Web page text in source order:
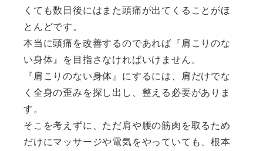
くても数日後にはまた頭痛が出てくることがほ
とんどです。
本当に頭痛を改善するのであれば『肩こりのな
い身体』を目指さなければいけません。
『肩こりのない身体』にするには、肩だけでな
く全身の歪みを探し出し、整える必要がありま
す。
そこを考えずに、ただ肩や腰の筋肉を取るため
だけにマッサージや電気をやっていても、根本